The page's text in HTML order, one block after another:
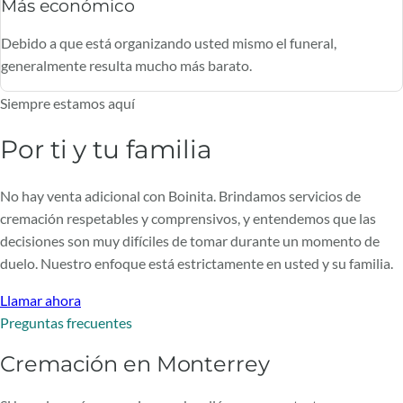
Más económico
Debido a que está organizando usted mismo el funeral,
generalmente resulta mucho más barato.
Siempre estamos aquí
Por ti y tu familia
No hay venta adicional con Boinita. Brindamos servicios de
cremación respetables y comprensivos, y entendemos que las
decisiones son muy difíciles de tomar durante un momento de
duelo. Nuestro enfoque está estrictamente en usted y su familia.
Llamar ahora
Preguntas frecuentes
Cremación en Monterrey